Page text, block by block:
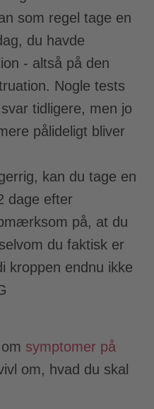
som regel tage en
du havde
- altså på den
Nogle tests
tidligere, men jo
pålideligt bliver
kan du tage en
dage efter
på, at du
du faktisk er
kroppen endnu ikke
symptomer på
om, hvad du skal